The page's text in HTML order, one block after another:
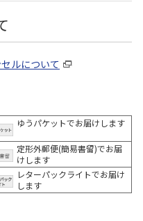
ルについて
ゆうパケットでお届けします
定形外郵便(簡易書留)でお届
けします
レターパックライトでお届け
します